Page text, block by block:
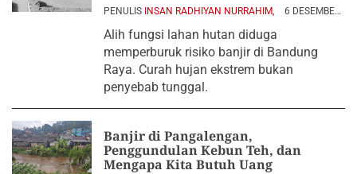
PENULIS INSAN RADHIYAN NURRAHIM,
6 DESEMBER
Alih fungsi lahan hutan diduga
memperburuk risiko banjir di Bandung
Raya. Curah hujan ekstrem bukan
penyebab tunggal.
Banjir di Pangalengan,
Penggundulan Kebun Teh, dan
Mengapa Kita Butuh Uang